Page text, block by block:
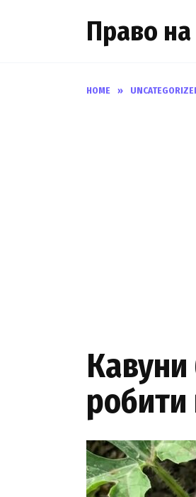
Право
HOME »
Кавуни
робити